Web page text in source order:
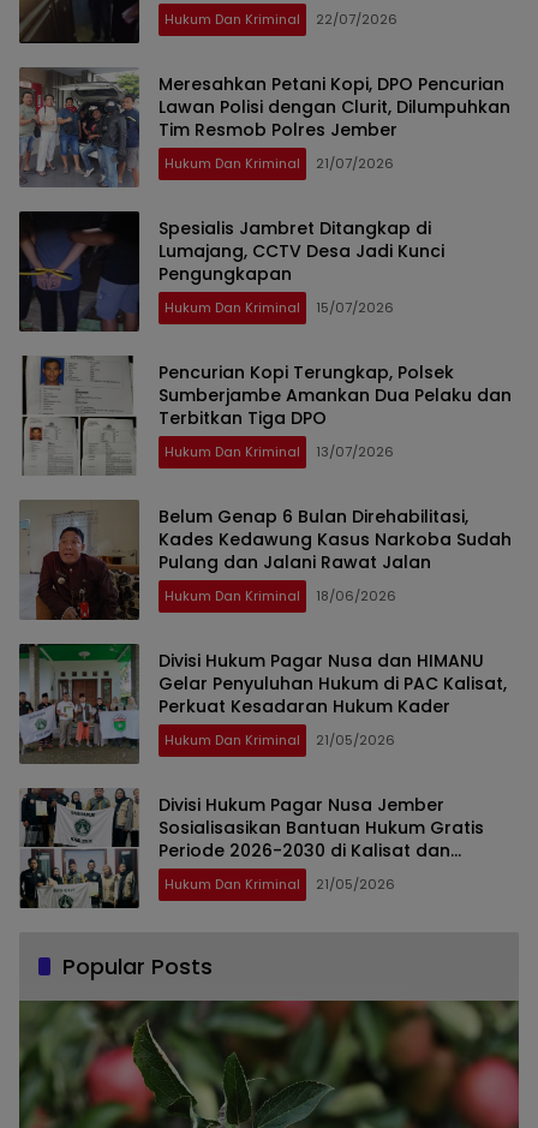
Hukum Dan Kriminal 22/07/2026
Meresahkan Petani Kopi, DPO Pencurian
Lawan Polisi dengan Clurit, Dilumpuhkan
Tim Resmob Polres Jember
Hukum Dan Kriminal 21/07/2026
Spesialis Jambret Ditangkap di
Lumajang, CCTV Desa Jadi Kunci
Pengungkapan
Hukum Dan Kriminal 15/07/2026
Pencurian Kopi Terungkap, Polsek
Sumberjambe Amankan Dua Pelaku dan
Terbitkan Tiga DPO
Hukum Dan Kriminal 13/07/2026
Belum Genap 6 Bulan Direhabilitasi,
Kades Kedawung Kasus Narkoba Sudah
Pulang dan Jalani Rawat Jalan
Hukum Dan Kriminal 18/06/2026
Divisi Hukum Pagar Nusa dan HIMANU
Gelar Penyuluhan Hukum di PAC Kalisat,
Perkuat Kesadaran Hukum Kader
Hukum Dan Kriminal 21/05/2026
Divisi Hukum Pagar Nusa Jember
Sosialisasikan Bantuan Hukum Gratis
Periode 2026-2030 di Kalisat dan
Rambipuji
Hukum Dan Kriminal 21/05/2026
Popular Posts